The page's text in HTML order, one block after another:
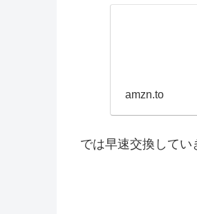
amzn.to
では早速交換してい